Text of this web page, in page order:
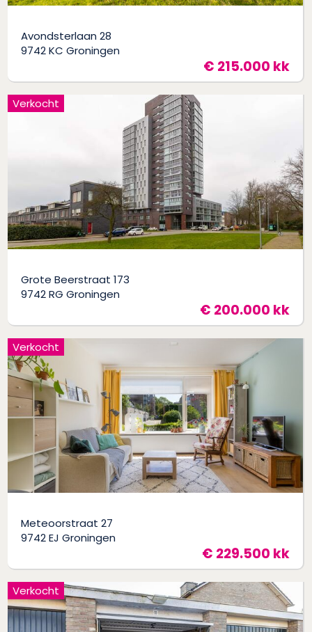
Avondsterlaan 28
9742 KC Groningen
€ 215.000 kk
Grote Beerstraat 173
9742 RG Groningen
€ 200.000 kk
Verkocht
Meteoorstraat 27
9742 EJ Groningen
€ 229.500 kk
Verkocht
Verkocht